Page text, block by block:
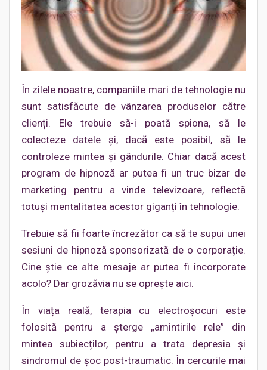
În zilele noastre, companiile mari de tehnologie nu
sunt satisfăcute de vânzarea produselor către
clienți. Ele trebuie să-i poată spiona, să le
colecteze datele și, dacă este posibil, să le
controleze mintea și gândurile. Chiar dacă acest
program de hipnoză ar putea fi un truc bizar de
marketing pentru a vinde televizoare, reflectă
totuși mentalitatea acestor giganți în tehnologie.
Trebuie să fii foarte încrezător ca să te supui unei
sesiuni de hipnoză sponsorizată de o corporație.
Cine știe ce alte mesaje ar putea fi încorporate
acolo? Dar grozăvia nu se oprește aici.
În viața reală, terapia cu electroșocuri este
folosită pentru a șterge „amintirile rele” din
mintea subiecților, pentru a trata depresia și
sindromul de șoc post-traumatic. În cercurile mai